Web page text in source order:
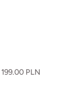
199.00 PLN